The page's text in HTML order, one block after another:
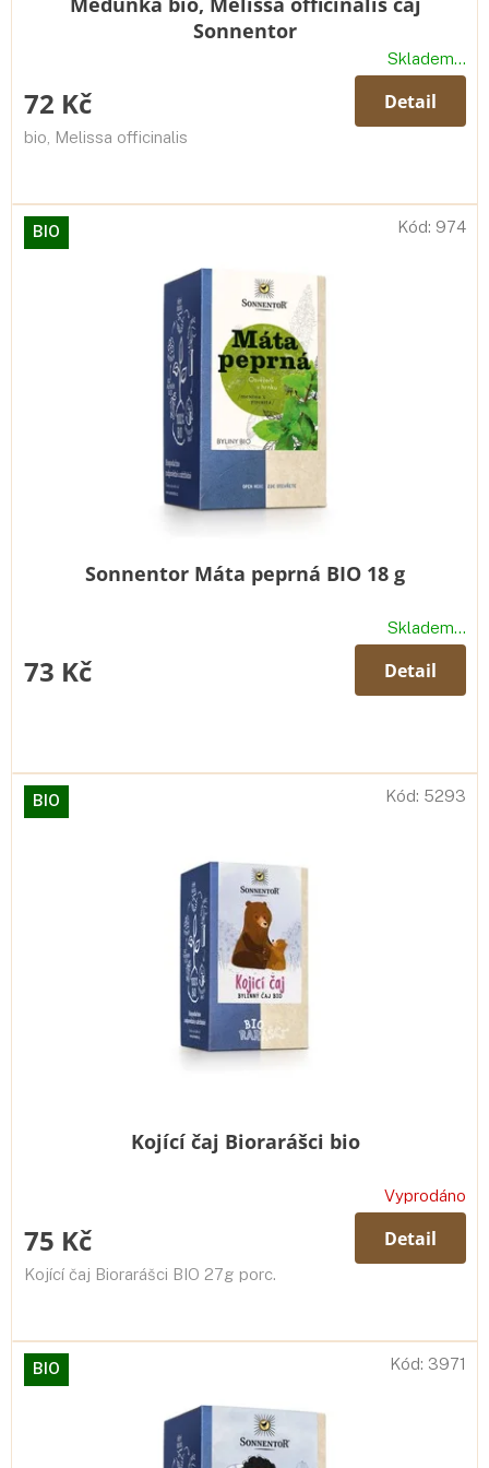
Sonnentor
Skladem...
72 Kč Detail
bio, Melissa officinalis
BIO
Sonnentor Máta peprná BIO 18 g
Skladem...
73 Kč Detail
Kód: 974
BIO
Kojící čaj Biorarášci bio
Vyprodáno
75 Kč Detail
Kojící čaj Biorarášci BIO 27g porc.
Kód: 5293
BIO Kód: 3971